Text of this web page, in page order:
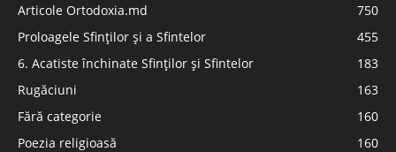
Articole Ortodoxia.md
750
Proloagele Sfinților și a Sfintelor
455
6. Acatiste închinate Sfinților și Sfintelor
183
Rugăciuni
163
Fără categorie
160
Poezia religioasă
160